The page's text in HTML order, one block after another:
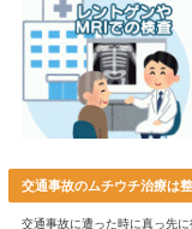
ホーム>Blog記事一
記事一覧
【交通事故